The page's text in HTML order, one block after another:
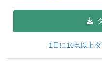
1日に10点以上